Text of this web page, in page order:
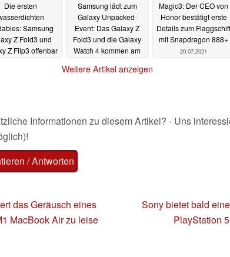
Die ersten
Samsung
Z Fold3 und
Z Flip3 offenbar
Samsung lädt zum
Galaxy Unpacked-
Event: Das Galaxy Z
Fold3 und die Galaxy
Watch 4 kommen am
Magic3: Der CEO von
Honor bestätigt erste
Details zum Flaggschiff
mit Snapdragon 888+
20.07.2021
Weitere Artikel anzeigen
Informationen zu diesem Artikel? - Uns
/ Antworten
das Geräusch eines
MacBook Air zu leise
Sony bietet bald
PlayStation